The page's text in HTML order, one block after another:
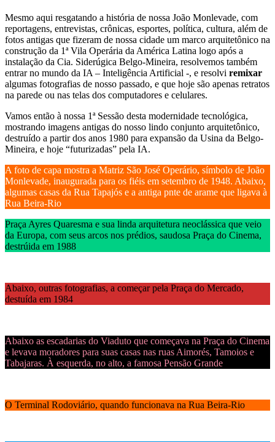
Mesmo aqui resgatando a história de nossa João Monlevade, com
reportagens, entrevistas, crônicas, esportes, política, cultura, além de
fotos antigas que fizeram de nossa cidade um marco arquitetônico na
construção da 1ª Vila Operária da América Latina logo após a
instalação da Cia. Siderúgica Belgo-Mineira, resolvemos também
entrar no mundo da IA – Inteligência Artificial -, e resolvi remixar
algumas fotografias de nosso passado, e que hoje são apenas retratos
na parede ou nas telas dos computadores e celulares.
Vamos então à nossa 1ª Sessão desta modernidade tecnológica,
mostrando imagens antigas do nosso lindo conjunto arquitetônico,
destruído a partir dos anos 1980 para expansão da Usina da Belgo-
Mineira, e hoje “futurizadas” pela IA.
A foto de capa mostra a Matriz São José Operário, símbolo de João
Monlevade, inaugurada para os fiéis em setembro de 1948. Abaixo,
algumas casas da Rua Tapajós e a antiga pnte de arame que ligava à
Rua Beira-Rio
Praça Ayres Quaresma e sua linda arquitetura neoclássica que veio
da Europa, com seus arcos nos prédios, saudosa Praça do Cinema,
destrúida em 1988
Abaixo, outras fotografias, a começar pela Praça do Mercado,
destuída em 1984
Abaixo as escadarias do Viaduto que começava na Praça do Cinema
e levava moradores para suas casas nas ruas Aimorés, Tamoios e
Tabajaras. À esquerda, no alto, a famosa Pensão Grande
O Terminal Rodoviário, quando funcionava na Rua Beira-Rio